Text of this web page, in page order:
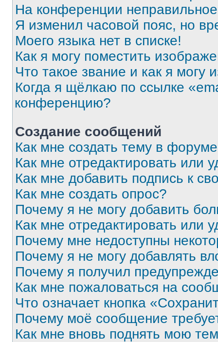
На конференции
Я изменил часовой пояс, но
Моего языка нет в списке!
Как я могу поместить
Что такое звание и как я могу
Когда я щёлкаю по ссылке
конференцию?
Создание сообщений
Как мне создать тему в
Как мне отредактировать или
Как мне добавить подпись к
Как мне создать опрос?
Почему я не могу добавить
Как мне отредактировать или
Почему мне недоступны
Почему я не могу добавлять
Почему я получил
Как мне пожаловаться на
Что означает кнопка
Почему моё сообщение
Как мне вновь поднять мою